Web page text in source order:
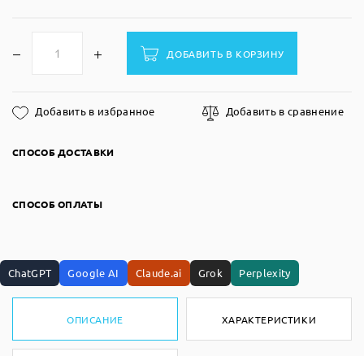
ДОБАВИТЬ В КОРЗИНУ
Добавить в избранное Добавить в сравнение
СПОСОБ ДОСТАВКИ
СПОСОБ ОПЛАТЫ
ChatGPT Google AI Claude.ai Grok Perplexity
ОПИСАНИЕ ХАРАКТЕРИСТИКИ